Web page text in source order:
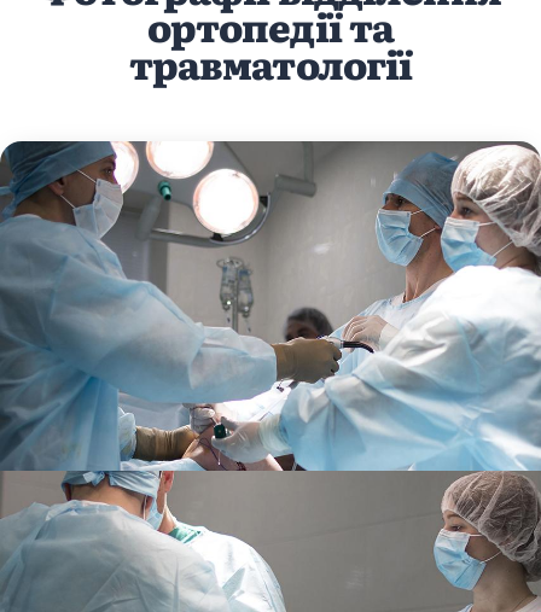
ортопедії та
травматології